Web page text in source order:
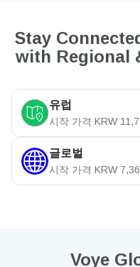
Stay
with Regional
유럽
시작 가격 KRW
글로벌
시작 가격 KRW
Voye